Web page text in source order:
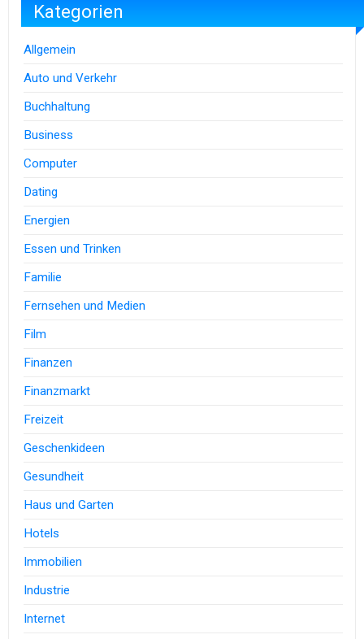
Kategorien
Allgemein
Auto und Verkehr
Buchhaltung
Business
Computer
Dating
Energien
Essen und Trinken
Familie
Fernsehen und Medien
Film
Finanzen
Finanzmarkt
Freizeit
Geschenkideen
Gesundheit
Haus und Garten
Hotels
Immobilien
Industrie
Internet